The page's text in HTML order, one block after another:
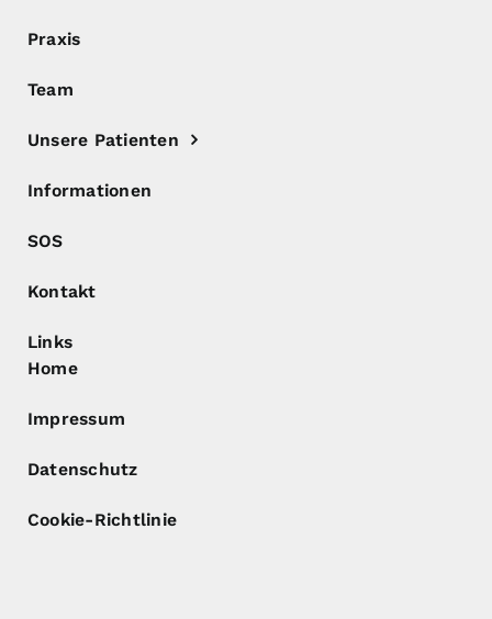
Praxis
Team
Unsere Patienten
Informationen
SOS
Kontakt
Links
Home
Impressum
Datenschutz
Cookie-Richtlinie